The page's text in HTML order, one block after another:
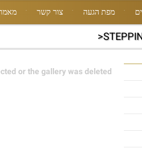
מפת הגעה צור קשר
or the gallery was deleted.